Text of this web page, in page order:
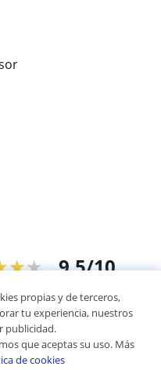
9,5/10
de alumnos
particulares
propias y de terceros,
tu experiencia, nuestros
publicidad.
que aceptas su uso. Más
de cookies